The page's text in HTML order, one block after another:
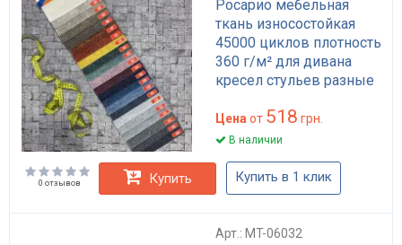
Росарио мебельная
ткань износостойкая
45000 циклов плотность
360 г/м² для дивана
кресел стульев разные
Цена от 518 грн.
В наличии
0 отзывов Купить Купить в 1 клик
Арт.: MT-06032